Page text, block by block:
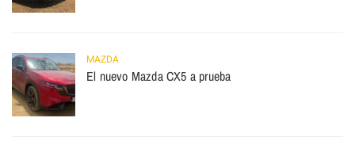
MAZDA
El nuevo Mazda CX5 a prueba